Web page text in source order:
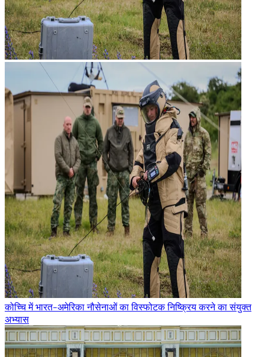
कोच्चि में भारत-अमेरिका नौसेनाओं का विस्फोटक निष्क्रिय करने का संयुक्त
अभ्यास